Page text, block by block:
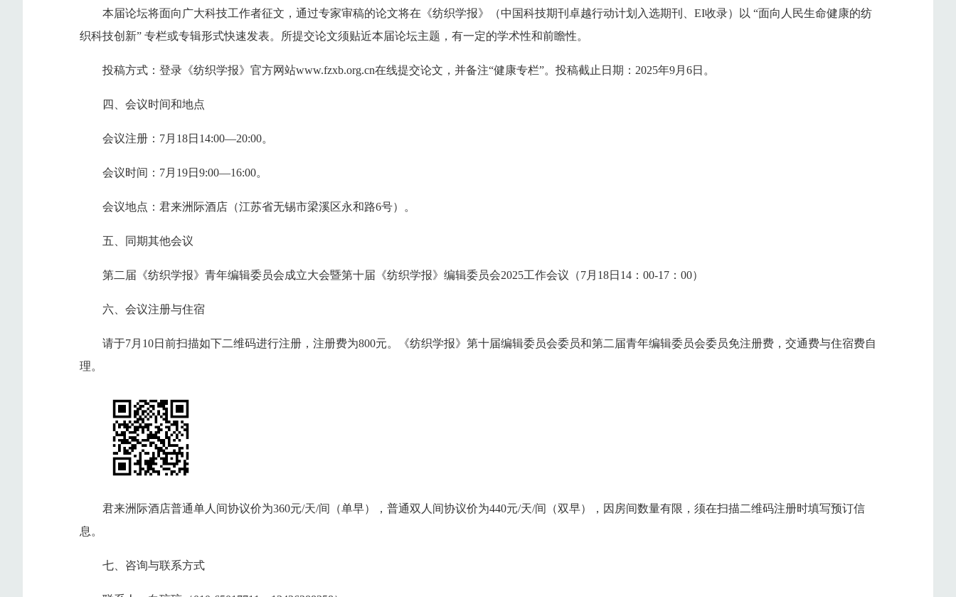
本届论坛将面向广大科技工作者征文，通过专家审稿的论文将在《纺织学报》（中国科技期刊卓越行动计划入选期刊、EI收录）以 “面向人民生命健康的纺
织科技创新” 专栏或专辑形式快速发表。所提交论文须贴近本届论坛主题，有一定的学术性和前瞻性。
投稿方式：登录《纺织学报》官方网站www.fzxb.org.cn在线提交论文，并备注“健康专栏”。投稿截止日期：2025年9月6日。
四、会议时间和地点
会议注册：7月18日14:00—20:00。
会议时间：7月19日9:00—16:00。
会议地点：君来洲际酒店（江苏省无锡市梁溪区永和路6号）。
五、同期其他会议
第二届《纺织学报》青年编辑委员会成立大会暨第十届《纺织学报》编辑委员会2025工作会议（7月18日14：00-17：00）
六、会议注册与住宿
请于7月10日前扫描如下二维码进行注册，注册费为800元。《纺织学报》第十届编辑委员会委员和第二届青年编辑委员会委员免注册费，交通费与住宿费自
理。
君来洲际酒店普通单人间协议价为360元/天/间（单早），普通双人间协议价为440元/天/间（双早），因房间数量有限，须在扫描二维码注册时填写预订信
息。
七、咨询与联系方式